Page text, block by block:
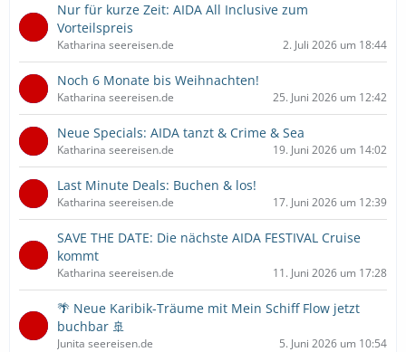
Nur für kurze Zeit: AIDA All Inclusive zum
Vorteilspreis
Katharina seereisen.de 2. Juli 2026 um 18:44
Noch 6 Monate bis Weihnachten!
Katharina seereisen.de 25. Juni 2026 um 12:42
Neue Specials: AIDA tanzt & Crime & Sea
Katharina seereisen.de 19. Juni 2026 um 14:02
Last Minute Deals: Buchen & los!
Katharina seereisen.de 17. Juni 2026 um 12:39
SAVE THE DATE: Die nächste AIDA FESTIVAL Cruise
kommt
Katharina seereisen.de 11. Juni 2026 um 17:28
🌴 Neue Karibik-Träume mit Mein Schiff Flow jetzt
buchbar 🚢
Junita seereisen.de 5. Juni 2026 um 10:54